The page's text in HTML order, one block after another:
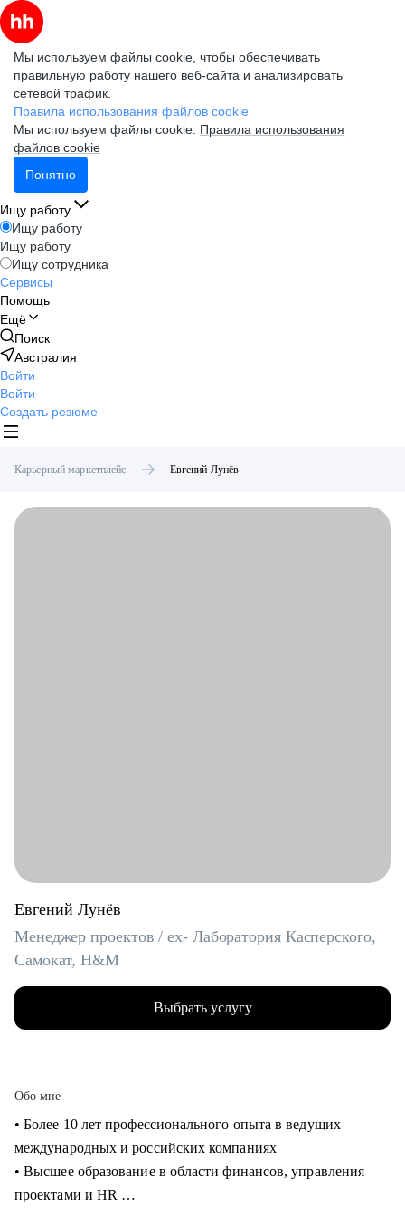
Мы используем файлы cookie, чтобы обеспечивать
правильную работу нашего веб-сайта и анализировать
сетевой трафик.
Правила использования файлов cookie
Мы используем файлы cookie. Правила использования
файлов cookie
Понятно
Ищу работу
Ищу работу
Ищу работу
Ищу сотрудника
Сервисы
Помощь
Ещё
Поиск
Австралия
Войти
Войти
Создать резюме
Карьерный маркетплейс Евгений Лунёв
Евгений Лунёв
Менеджер проектов / ex- Лаборатория Касперского,
Самокат, H&M
Выбрать услугу
Обо мне
• Более 10 лет профессионального опыта в ведущих
международных и российских компаниях
• Высшее образование в области финансов, управления
проектами и HR